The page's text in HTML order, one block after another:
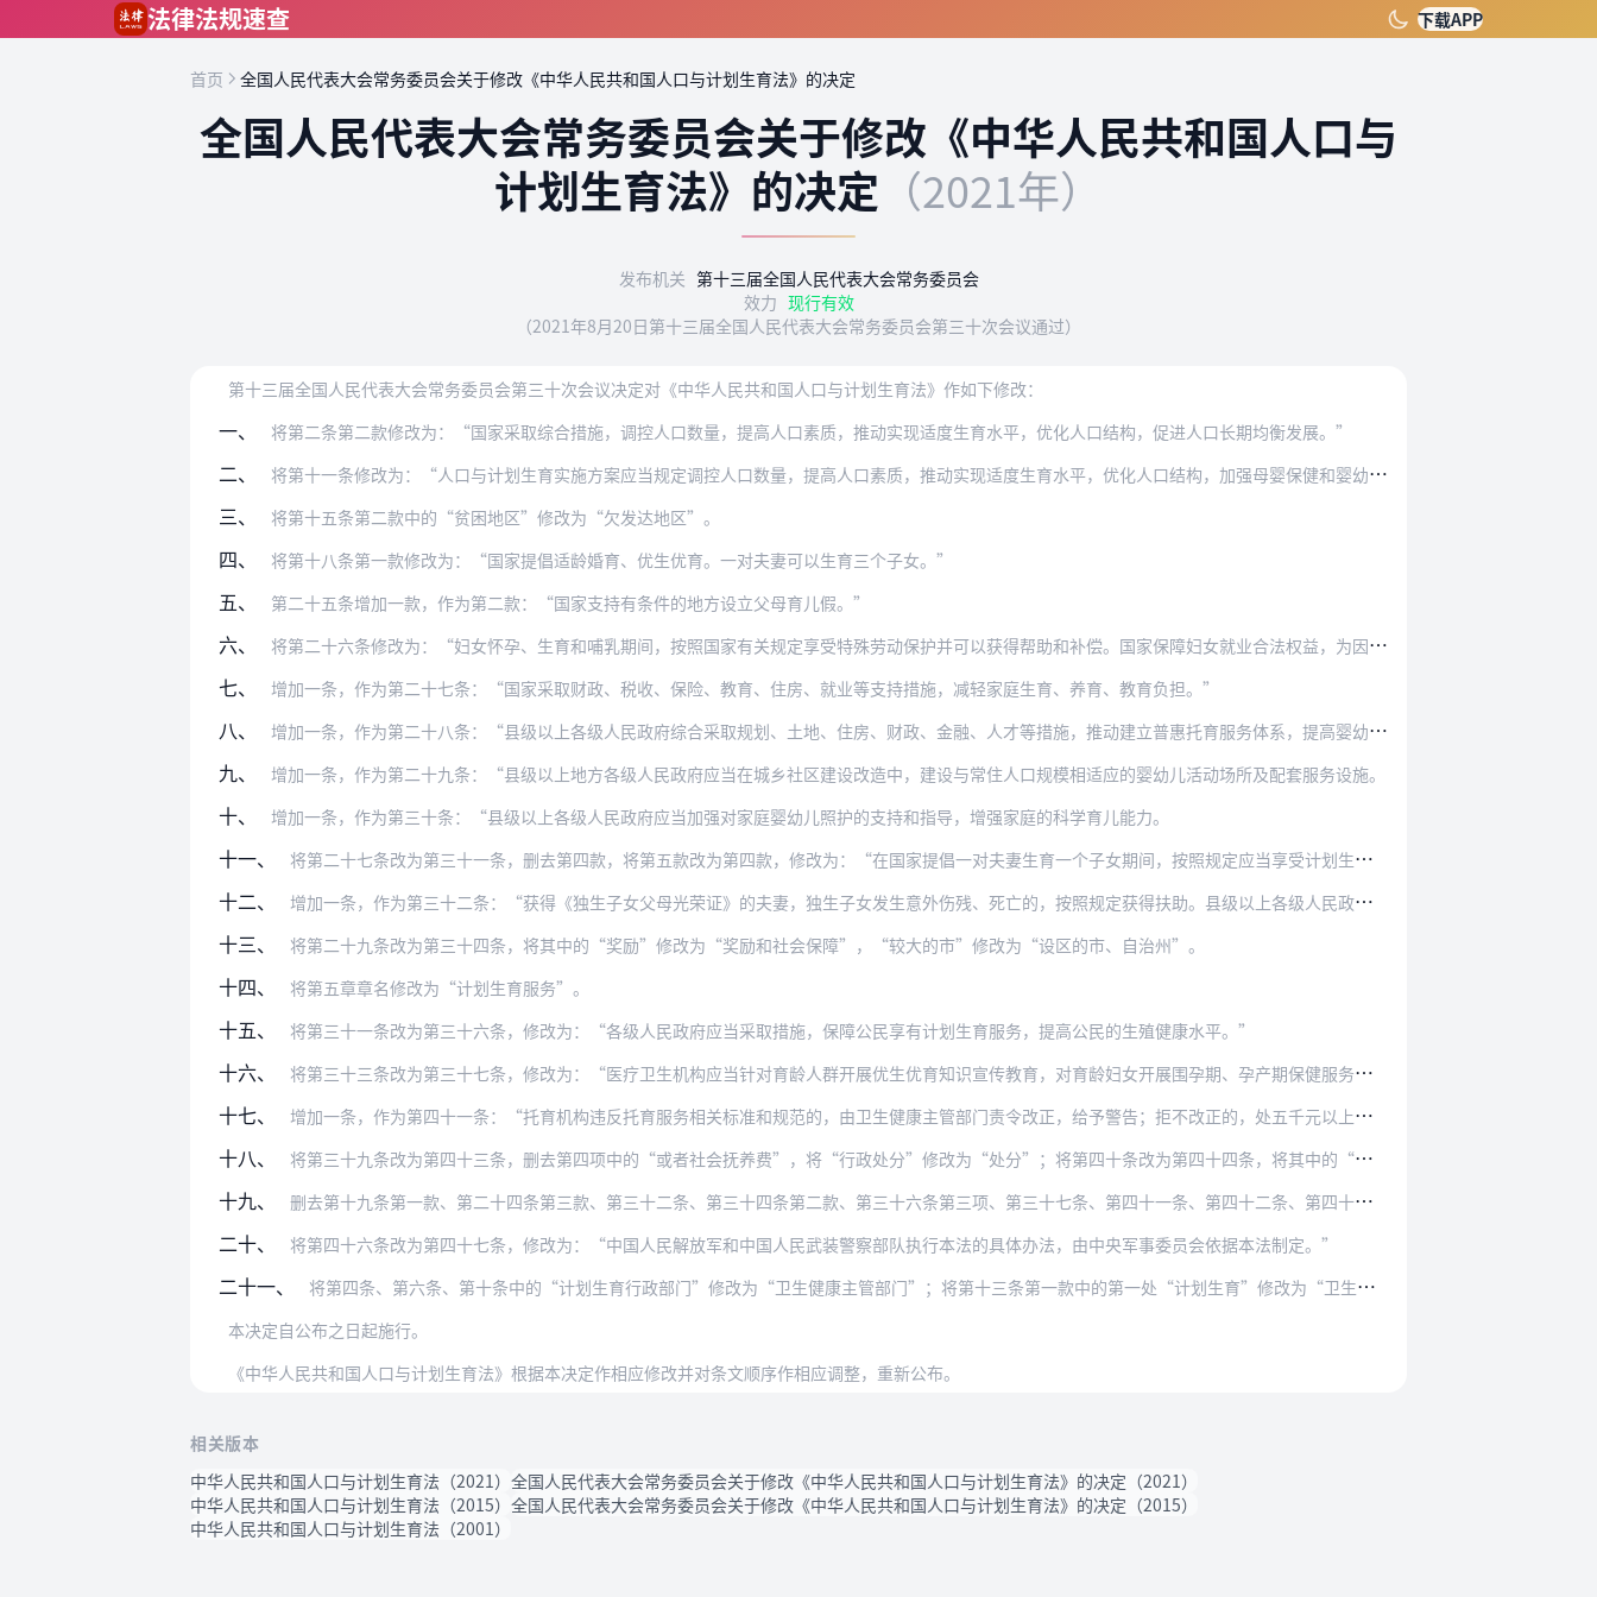
法律法规速查 下载APP
首页 全国人民代表大会常务委员会关于修改《中华人民共和国人口与计划生育法》的决定
全国人民代表大会常务委员会关于修改《中华人民共和国人口与
计划生育法》的决定 （2021年）
发布机关 第十三届全国人民代表大会常务委员会
效力 现行有效
（2021年8月20日第十三届全国人民代表大会常务委员会第三十次会议通过）
第十三届全国人民代表大会常务委员会第三十次会议决定对《中华人民共和国人口与计划生育法》作如下修改：
一、 将第二条第二款修改为：“国家采取综合措施，调控人口数量，提高人口素质，推动实现适度生育水平，优化人口结构，促进人口长期均衡发展。”
二、 将第十一条修改为：“人口与计划生育实施方案应当规定调控人口数量，提高人口素质，推动实现适度生育水平，优化人口结构，加强母婴保健和婴幼儿照护服务，促进家庭发展的措…
三、 将第十五条第二款中的“贫困地区”修改为“欠发达地区”。
四、 将第十八条第一款修改为：“国家提倡适龄婚育、优生优育。一对夫妻可以生育三个子女。”
五、 第二十五条增加一款，作为第二款：“国家支持有条件的地方设立父母育儿假。”
六、 将第二十六条修改为：“妇女怀孕、生育和哺乳期间，按照国家有关规定享受特殊劳动保护并可以获得帮助和补偿。国家保障妇女就业合法权益，为因生育影响就业的妇女提供就业服…
七、 增加一条，作为第二十七条：“国家采取财政、税收、保险、教育、住房、就业等支持措施，减轻家庭生育、养育、教育负担。”
八、 增加一条，作为第二十八条：“县级以上各级人民政府综合采取规划、土地、住房、财政、金融、人才等措施，推动建立普惠托育服务体系，提高婴幼儿家庭获得服务的可及性和公平…
九、 增加一条，作为第二十九条：“县级以上地方各级人民政府应当在城乡社区建设改造中，建设与常住人口规模相适应的婴幼儿活动场所及配套服务设施。
十、 增加一条，作为第三十条：“县级以上各级人民政府应当加强对家庭婴幼儿照护的支持和指导，增强家庭的科学育儿能力。
十一、 将第二十七条改为第三十一条，删去第四款，将第五款改为第四款，修改为：“在国家提倡一对夫妻生育一个子女期间，按照规定应当享受计划生育家庭老年人奖励扶助的，继续享受…
十二、 增加一条，作为第三十二条：“获得《独生子女父母光荣证》的夫妻，独生子女发生意外伤残、死亡的，按照规定获得扶助。县级以上各级人民政府建立、健全对上述人群的生活、养…
十三、 将第二十九条改为第三十四条，将其中的“奖励”修改为“奖励和社会保障”，“较大的市”修改为“设区的市、自治州”。
十四、 将第五章章名修改为“计划生育服务”。
十五、 将第三十一条改为第三十六条，修改为：“各级人民政府应当采取措施，保障公民享有计划生育服务，提高公民的生殖健康水平。”
十六、 将第三十三条改为第三十七条，修改为：“医疗卫生机构应当针对育龄人群开展优生优育知识宣传教育，对育龄妇女开展围孕期、孕产期保健服务，承担计划生育、优生优育、生殖保…
十七、 增加一条，作为第四十一条：“托育机构违反托育服务相关标准和规范的，由卫生健康主管部门责令改正，给予警告；拒不改正的，处五千元以上五万元以下的罚款；情节严重的，责…
十八、 将第三十九条改为第四十三条，删去第四项中的“或者社会抚养费”，将“行政处分”修改为“处分”；将第四十条改为第四十四条，将其中的“行政处分”修改为“处分”。
十九、 删去第十九条第一款、第二十四条第三款、第三十二条、第三十四条第二款、第三十六条第三项、第三十七条、第四十一条、第四十二条、第四十五条。
二十、 将第四十六条改为第四十七条，修改为：“中国人民解放军和中国人民武装警察部队执行本法的具体办法，由中央军事委员会依据本法制定。”
二十一、
将第四条、第六条、第十条中的“计划生育行政部门”修改为“卫生健康主管部门”；将第十三条第一款中的第一处“计划生育”修改为“卫生健康”，删去“卫生”；将第三十六条…
本决定自公布之日起施行。
《中华人民共和国人口与计划生育法》根据本决定作相应修改并对条文顺序作相应调整，重新公布。
相关版本
中华人民共和国人口与计划生育法（2021） 全国人民代表大会常务委员会关于修改《中华人民共和国人口与计划生育法》的决定（2021）
中华人民共和国人口与计划生育法（2015） 全国人民代表大会常务委员会关于修改《中华人民共和国人口与计划生育法》的决定（2015）
中华人民共和国人口与计划生育法（2001）